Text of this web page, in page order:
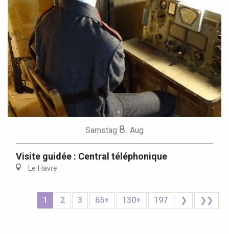
Samstag 8. Aug
Visite guidée : Central téléphonique
Le Havre
1 2 3 65+ 130+ 197 ❯ ❯❯